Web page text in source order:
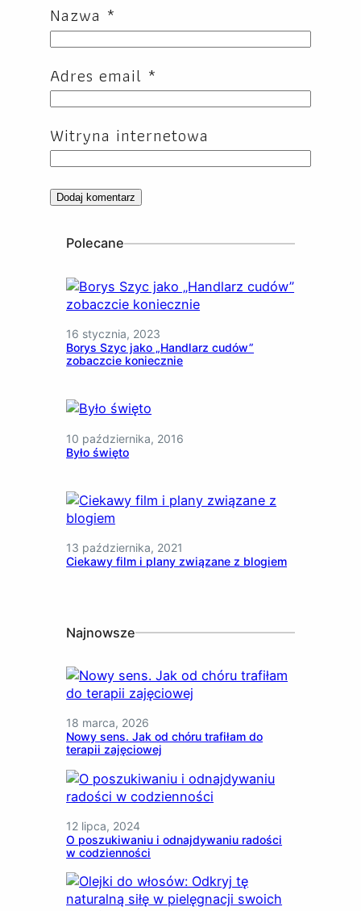
Nazwa *
Adres email *
Witryna internetowa
Polecane
16 stycznia, 2023
Borys Szyc jako „Handlarz cudów”
zobaczcie koniecznie
10 października, 2016
Było święto
13 października, 2021
Ciekawy film i plany związane z blogiem
Najnowsze
18 marca, 2026
Nowy sens. Jak od chóru trafiłam do
terapii zajęciowej
12 lipca, 2024
O poszukiwaniu i odnajdywaniu radości
w codzienności